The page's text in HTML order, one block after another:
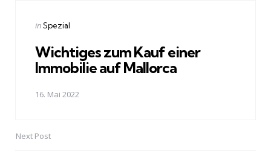
Posted
inSpezial
Wichtiges zum Kauf einer
Immobilie auf Mallorca
16. Mai 2022
Next Post